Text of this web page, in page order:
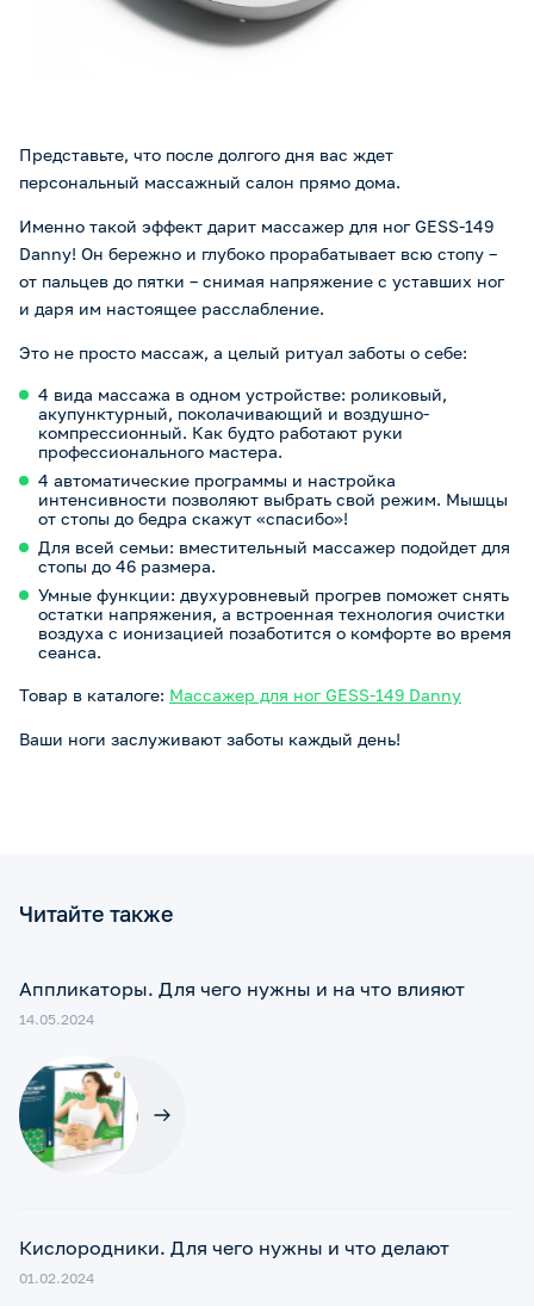
Представьте, что после долгого дня вас ждет
персональный массажный салон прямо дома.
Именно такой эффект дарит массажер для ног GESS-149
Danny! Он бережно и глубоко прорабатывает всю стопу –
от пальцев до пятки – снимая напряжение с уставших ног
и даря им настоящее расслабление.
Это не просто массаж, а целый ритуал заботы о себе:
4 вида массажа в одном устройстве: роликовый,
акупунктурный, поколачивающий и воздушно-
компрессионный. Как будто работают руки
профессионального мастера.
4 автоматические программы и настройка
интенсивности позволяют выбрать свой режим. Мышцы
от стопы до бедра скажут «спасибо»!
Для всей семьи: вместительный массажер подойдет для
стопы до 46 размера.
Умные функции: двухуровневый прогрев поможет снять
остатки напряжения, а встроенная технология очистки
воздуха с ионизацией позаботится о комфорте во время
сеанса.
Товар в каталоге: Массажер для ног GESS-149 Danny
Ваши ноги заслуживают заботы каждый день!
Читайте также
Аппликаторы. Для чего нужны и на что влияют
14.05.2024
Кислородники. Для чего нужны и что делают
01.02.2024